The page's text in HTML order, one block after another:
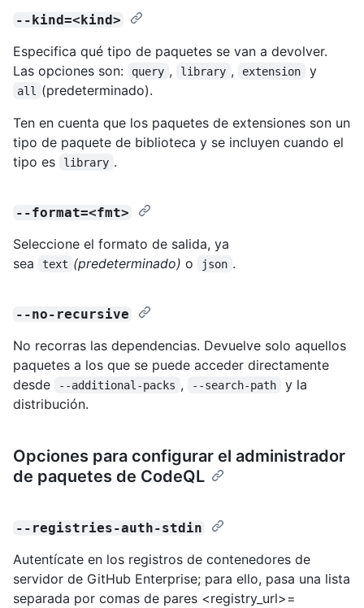
--kind=<kind>
Especifica qué tipo de paquetes se van a devolver.
Las opciones son:
query , library , extension y
all
(predeterminado).
Ten en cuenta que los paquetes de extensiones son un
tipo de paquete de biblioteca y se incluyen cuando el
tipo es
library .
--format=<fmt>
Seleccione el formato de salida, ya
sea
text (predeterminado) o json .
--no-recursive
No recorras las dependencias. Devuelve solo aquellos
paquetes a los que se puede acceder directamente
desde
--additional-packs , --search-path
y la
distribución.
Opciones para configurar el administrador
de paquetes de CodeQL
--registries-auth-stdin
Autentícate en los registros de contenedores de
servidor de GitHub Enterprise; para ello, pasa una lista
separada por comas de pares <registry_url>=